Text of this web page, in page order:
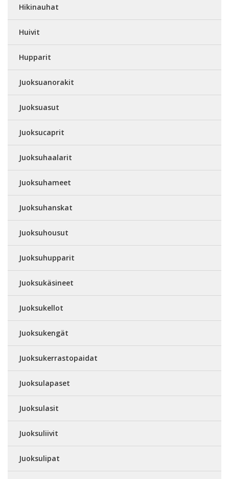
Hikinauhat
Huivit
Hupparit
Juoksuanorakit
Juoksuasut
Juoksucaprit
Juoksuhaalarit
Juoksuhameet
Juoksuhanskat
Juoksuhousut
Juoksuhupparit
Juoksukäsineet
Juoksukellot
Juoksukengät
Juoksukerrastopaidat
Juoksulapaset
Juoksulasit
Juoksuliivit
Juoksulipat